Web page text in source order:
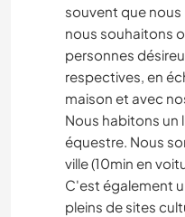
souvent que
nous souhaitons
personnes
respectives, en
maison et avec
Nous habitons un
équestre. Nous
ville (10min en
C'est également
pleins de sites